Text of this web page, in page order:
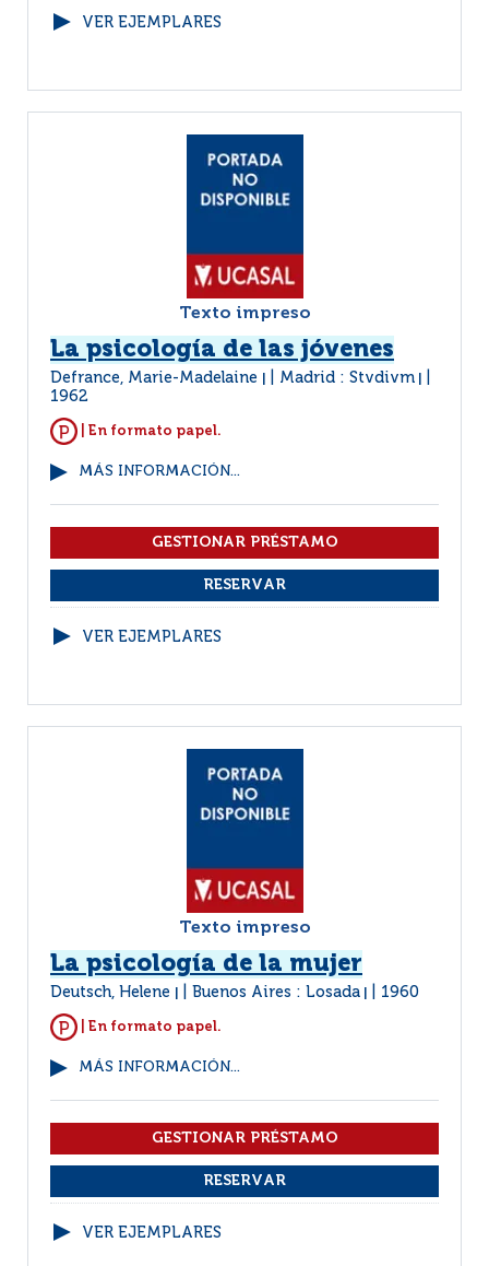
VER EJEMPLARES
Texto impreso
La psicología de las jóvenes
Defrance, Marie-Madelaine Madrid : Stvdivm
1962
| En formato papel.
MÁS INFORMACIÓN...
VER EJEMPLARES
Texto impreso
La psicología de la mujer
Deutsch, Helene Buenos Aires : Losada 1960
| En formato papel.
MÁS INFORMACIÓN...
VER EJEMPLARES